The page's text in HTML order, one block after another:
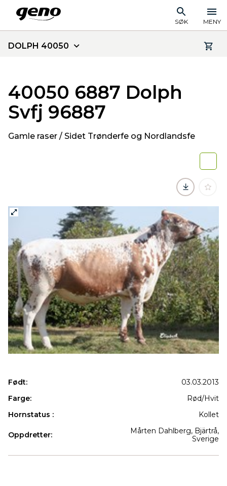
SØK MENY
DOLPH 40050
40050 6887 Dolph
Svfj 96887
Gamle raser / Sidet Trønderfe og Nordlandsfe
Født:
03.03.2013
Farge:
Rød/Hvit
Hornstatus :
Kollet
Oppdretter:
Mårten Dahlberg, Bjärtrå,
Sverige